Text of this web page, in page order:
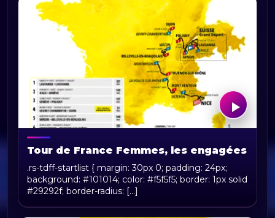
Tour de France Femmes, les engagées
.rs-tdff-startlist { margin: 30px 0; padding: 24px;
background: #101014; color: #f5f5f5; border: 1px solid
#29292f; border-radius: [...]